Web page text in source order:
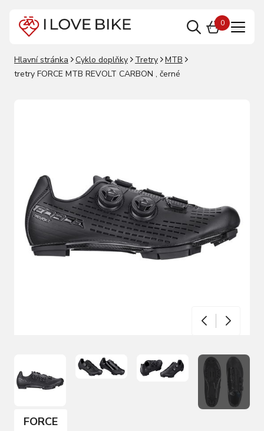
0
Hlavní stránka Cyklo doplňky Tretry
MTB
tretry FORCE MTB REVOLT CARBON , černé
FORCE